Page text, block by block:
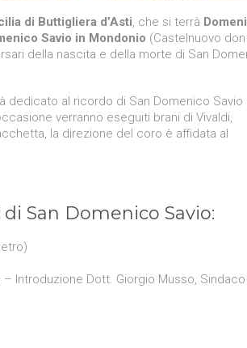
di Buttigliera d’Asti, che si terrà
Savio in Mondonio (Castelnuovo don
della nascita e della morte di San
dedicato al ricordo di San Domenico Savio
verranno eseguiti brani di Vivaldi,
la direzione del coro è affidata al
San Domenico Savio:
Introduzione Dott. Giorgio Musso,